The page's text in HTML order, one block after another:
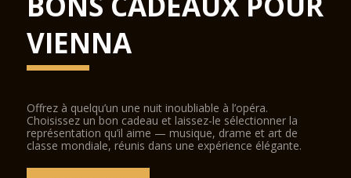
VIENNA
Offrez à quelqu’un une nuit inoubliable à l’opéra.
Choisissez un bon cadeau et laissez-le sélectionner la
représentation qu’il aime — musique, drame et art de
classe mondiale, réunis dans une expérience élégante.